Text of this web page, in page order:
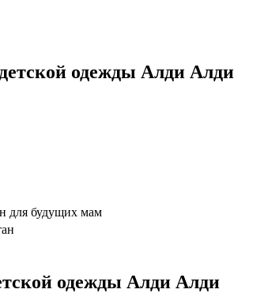
одежды Алди Алди
для будущих мам
одежды Алди Алди